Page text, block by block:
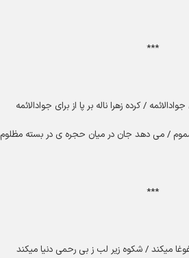
***
/ کرده زهرا ناله بر پا از براى جوادالائمه
/ مى‏ دهد جان در میان حجره ‏ى در بسته مظلوم
***
میکند / شکوه زیر لب ز بی رحمی دنیا میکند